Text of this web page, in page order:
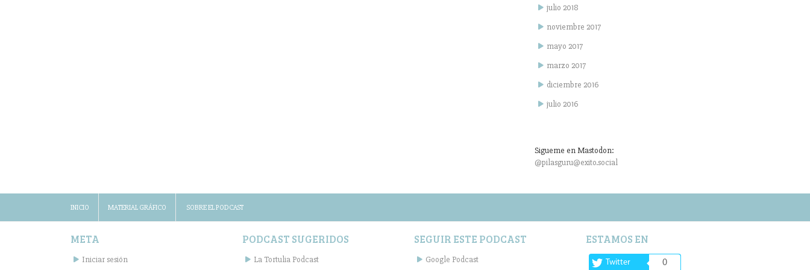
julio 2018
noviembre 2017
mayo 2017
marzo 2017
diciembre 2016
julio 2016
Sigueme en Mastodon:
@pilasguru@exito.social
INICIO MATERIAL GRÁFICO SOBRE EL PODCAST
META
Iniciar sesión
PODCAST SUGERIDOS
La Tortulia Podcast
SEGUIR ESTE PODCAST
Google Podcast
ESTAMOS EN
Twitter 0